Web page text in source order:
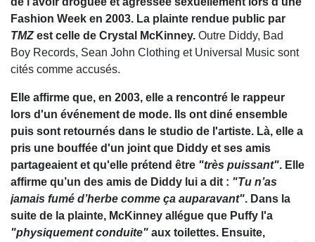
Fashion Week en 2003. La plainte rendue public par
TMZest celle de Crystal McKinney. Outre Diddy, Bad
Boy Records, Sean John Clothing et Universal Music sont
cités comme accusés.
Elle affirme que, en 2003, elle a rencontré le rappeur
lors d'un événement de mode. Ils ont diné ensemble
puis sont retournés dans le studio de l'artiste. Là, elle a
pris une bouffée d'un joint que Diddy et ses amis
partageaient et qu'elle prétend être "très puissant". Elle
affirme qu’un des amis de Diddy lui a dit : "Tu n’as
jamais fumé d’herbe comme ça auparavant". Dans la
suite de la plainte, McKinney allégue que Puffy l'a
"physiquement conduite" aux toilettes. Ensuite,